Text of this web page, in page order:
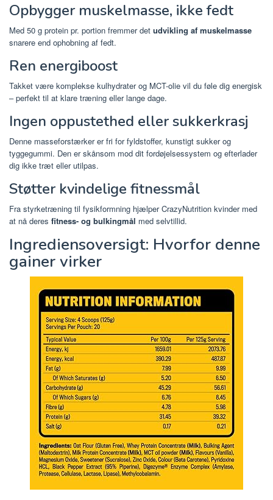
Opbygger muskelmasse, ikke fedt
Med 50 g protein pr. portion fremmer det udvikling af muskelmasse
snarere end ophobning af fedt.
Ren energiboost
Takket være komplekse kulhydrater og MCT-olie vil du føle dig energisk
– perfekt til at klare træning eller lange dage.
Ingen oppustethed eller sukkerkrasj
Denne masseforstærker er fri for fyldstoffer, kunstigt sukker og
tyggegummi. Den er skånsom mod dit fordøjelsessystem og efterlader
dig ikke træt eller utilpas.
Støtter kvindelige fitnessmål
Fra styrketræning til fysikformning hjælper CrazyNutrition kvinder med
at nå deres fitness- og bulkingmål med selvtillid.
Ingrediensoversigt: Hvorfor denne
gainer virker